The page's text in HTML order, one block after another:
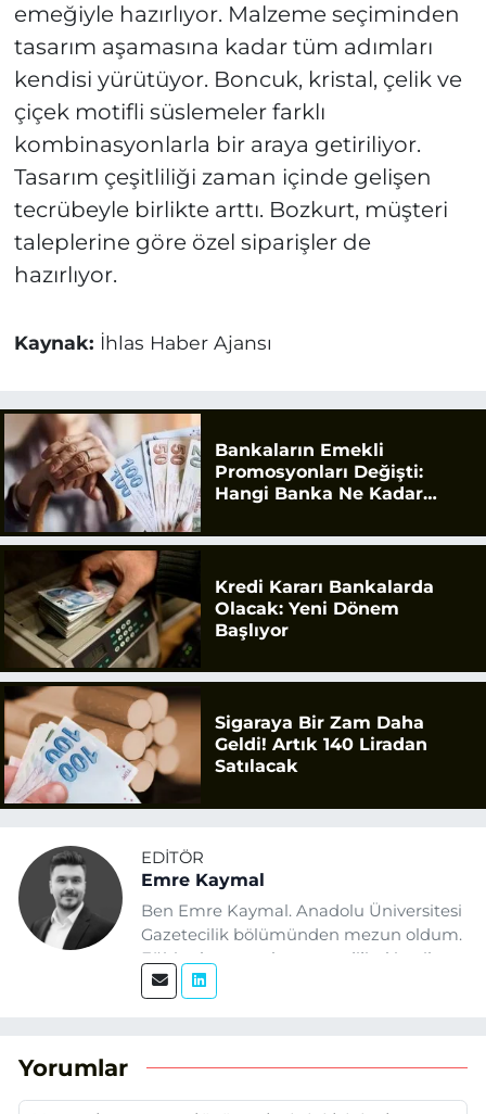
emeğiyle hazırlıyor. Malzeme seçiminden
tasarım aşamasına kadar tüm adımları
kendisi yürütüyor. Boncuk, kristal, çelik ve
çiçek motifli süslemeler farklı
kombinasyonlarla bir araya getiriliyor.
Tasarım çeşitliliği zaman içinde gelişen
tecrübeyle birlikte arttı. Bozkurt, müşteri
taleplerine göre özel siparişler de
hazırlıyor.
Kaynak: İhlas Haber Ajansı
Bankaların Emekli
Promosyonları Değişti:
Hangi Banka Ne Kadar
Kredi Kararı Bankalarda
Olacak: Yeni Dönem
Başlıyor
Sigaraya Bir Zam Daha
Geldi! Artık 140 Liradan
Satılacak
EDITÖR
Emre Kaymal
Ben Emre Kaymal. Anadolu Üniversitesi
Gazetecilik bölümünden mezun oldum.
Eğitim hayatım boyunca dijital içerik
üretimi ve arama motoru
temel alıyorum.
Yorumlar